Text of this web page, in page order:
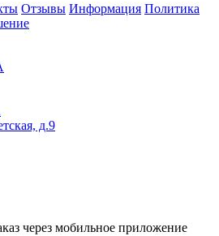
Отзывы Информация Политика
д.9
через мобильное приложение